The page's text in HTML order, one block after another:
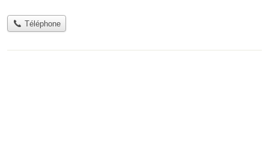
Téléphone